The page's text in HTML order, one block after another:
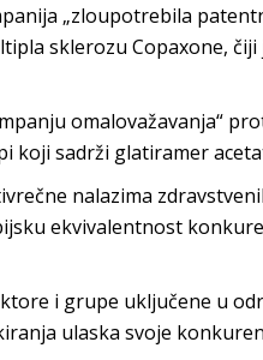
„zloupotrebila
sklerozu Copaxone,
omalovažavanja“
koji sadrži glatiramer
nalazima
ekvivalentnost
i grupe uključene u
ulaska svoje